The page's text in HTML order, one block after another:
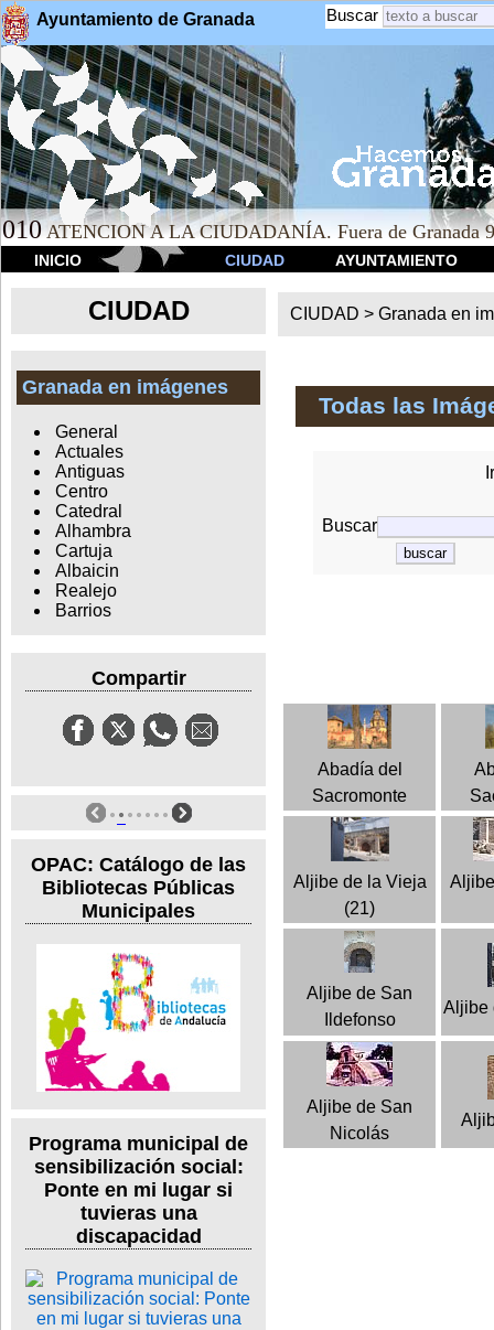
Ayuntamiento de Granada Buscar
010 ATENCION A LA CIUDADANÍA. Fuera de Granada
INICIO CIUDAD AYUNTAMIENTO
CIUDAD
Granada en imágenes
General
Actuales
Antiguas
Centro
Catedral
Alhambra
Cartuja
Albaicin
Realejo
Barrios
Compartir
OPAC: Catálogo de las
Bibliotecas Públicas
Municipales
Programa municipal de
sensibilización social:
Ponte en mi lugar si
tuvieras una
discapacidad
CIUDAD >Granada en
Todas las
Buscar
Abadía del
Sacromonte
Aljibe de la Vieja
(21)
Aljibe de San
Ildefonso
Aljibe
Aljibe de San
Nicolás